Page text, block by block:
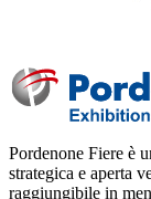
Pordenone Fiere è
strategica e aperta
raggiungibile in